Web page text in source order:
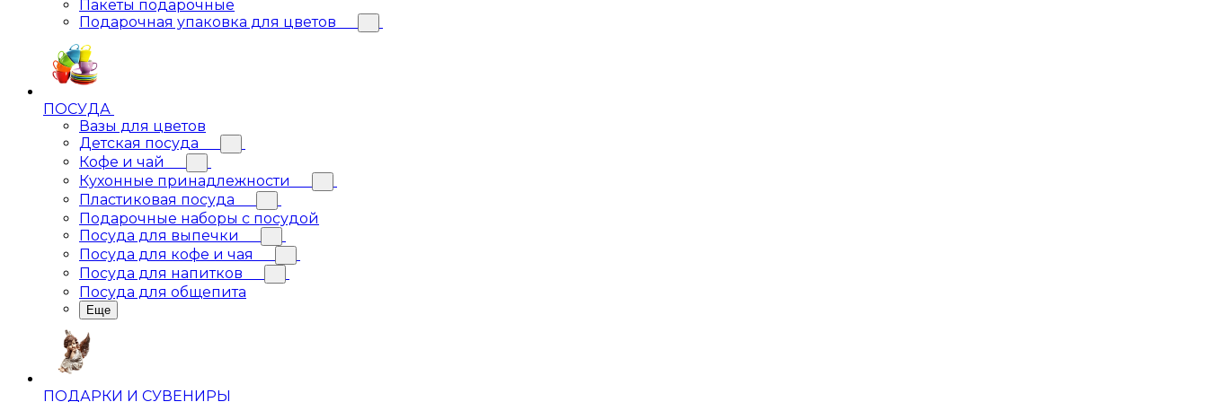
Пакеты подарочные
Подарочная упаковка для цветов
ПОСУДА
Вазы для цветов
Детская посуда
Кофе и чай
Кухонные принадлежности
Пластиковая посуда
Подарочные наборы с посудой
Посуда для выпечки
Посуда для кофе и чая
Посуда для напитков
Посуда для общепита
Еще
ПОДАРКИ И СУВЕНИРЫ